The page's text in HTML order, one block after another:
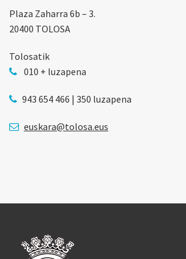
Plaza Zaharra 6b – 3.
20400 TOLOSA
Tolosatik
010 + luzapena
943 654 466 | 350 luzapena
euskara@tolosa.eus